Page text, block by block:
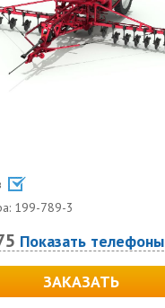
199-789-3
Показать телефоны
ЗАКАЗАТЬ